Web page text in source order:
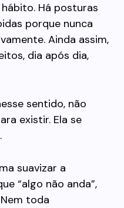
Há posturas
porque nunca
Ainda assim,
dia após dia,
sentido, não
existir. Ela se
suavizar a
“algo não anda”,
toda